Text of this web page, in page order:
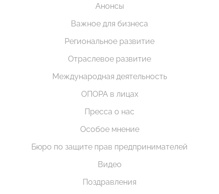
Анонсы
Важное для бизнеса
Региональное развитие
Отраслевое развитие
Международная деятельность
ОПОРА в лицах
Пресса о нас
Особое мнение
Бюро по защите прав предпринимателей
Видео
Поздравления